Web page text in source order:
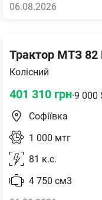
06.08.2026
Трактор МТЗ 82
Колісний
401 310 грн·9 000
Софіївка
1 000 мтг
81 к.с.
4 750 см3